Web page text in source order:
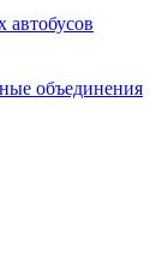
автобусов
объединения